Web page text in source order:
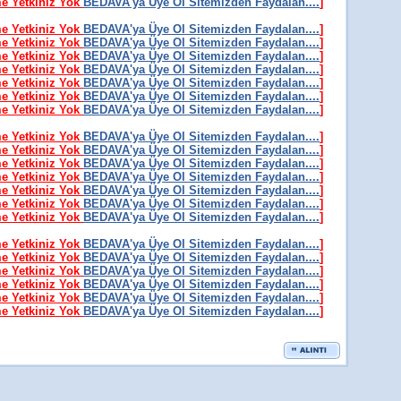
Yetkiniz Yok BEDAVA'ya Üye Ol Sitemizden Faydalan....]
Yetkiniz Yok BEDAVA'ya Üye Ol Sitemizden Faydalan....]
Yetkiniz Yok BEDAVA'ya Üye Ol Sitemizden Faydalan....]
Yetkiniz Yok BEDAVA'ya Üye Ol Sitemizden Faydalan....]
Yetkiniz Yok BEDAVA'ya Üye Ol Sitemizden Faydalan....]
Yetkiniz Yok BEDAVA'ya Üye Ol Sitemizden Faydalan....]
Yetkiniz Yok BEDAVA'ya Üye Ol Sitemizden Faydalan....]
Yetkiniz Yok BEDAVA'ya Üye Ol Sitemizden Faydalan....]
Yetkiniz Yok BEDAVA'ya Üye Ol Sitemizden Faydalan....]
Yetkiniz Yok BEDAVA'ya Üye Ol Sitemizden Faydalan....]
Yetkiniz Yok BEDAVA'ya Üye Ol Sitemizden Faydalan....]
Yetkiniz Yok BEDAVA'ya Üye Ol Sitemizden Faydalan....]
Yetkiniz Yok BEDAVA'ya Üye Ol Sitemizden Faydalan....]
Yetkiniz Yok BEDAVA'ya Üye Ol Sitemizden Faydalan....]
Yetkiniz Yok BEDAVA'ya Üye Ol Sitemizden Faydalan....]
Yetkiniz Yok BEDAVA'ya Üye Ol Sitemizden Faydalan....]
Yetkiniz Yok BEDAVA'ya Üye Ol Sitemizden Faydalan....]
Yetkiniz Yok BEDAVA'ya Üye Ol Sitemizden Faydalan....]
Yetkiniz Yok BEDAVA'ya Üye Ol Sitemizden Faydalan....]
Yetkiniz Yok BEDAVA'ya Üye Ol Sitemizden Faydalan....]